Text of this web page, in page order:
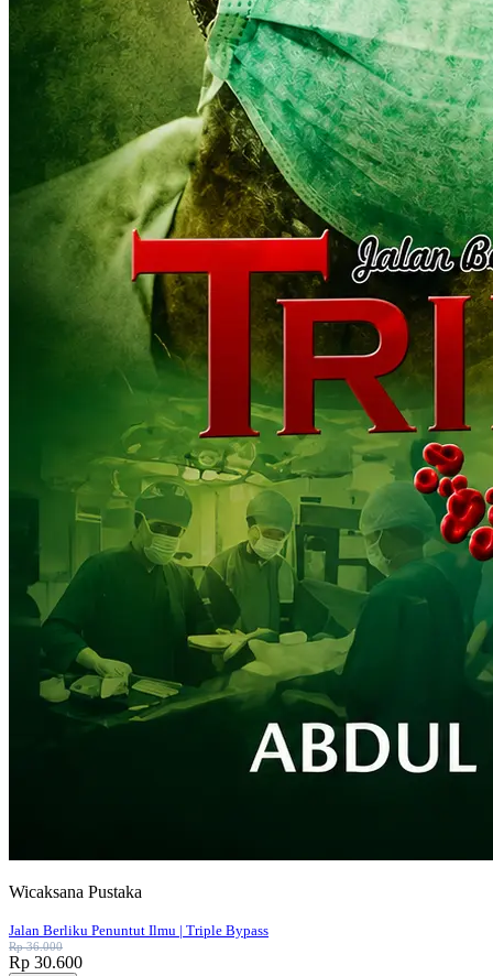
Wicaksana Pustaka
Jalan Berliku Penuntut Ilmu | Triple Bypass
Rp 36.000
Rp 30.600